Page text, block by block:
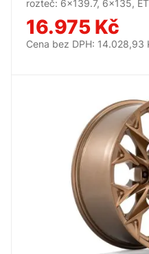
rozteč: 6x139.7, 6x135,
16.975 Kč
Cena bez DPH: 14.028,93